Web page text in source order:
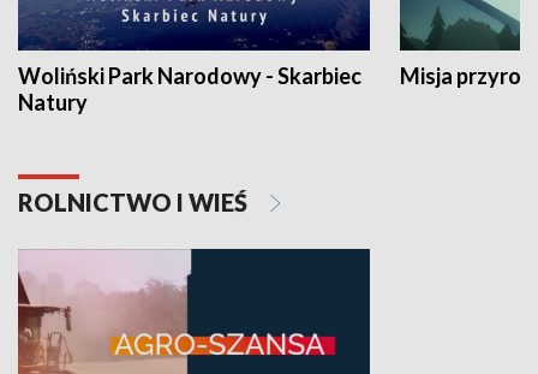
Woliński Park Narodowy - Skarbiec
Natury
Misja
ROLNICTWO I WIEŚ